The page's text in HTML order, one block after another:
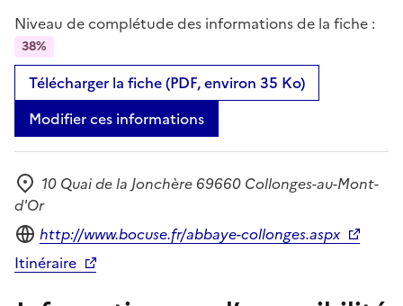
Niveau de complétude des informations de la fiche :
38%
Télécharger la fiche (PDF, environ 35 Ko)
Modifier ces informations
Adresse
10 Quai de la Jonchère 69660 Collonges-au-Mont-
d'Or
Site internet
http://www.bocuse.fr/abbaye-collonges.aspx
Itinéraire